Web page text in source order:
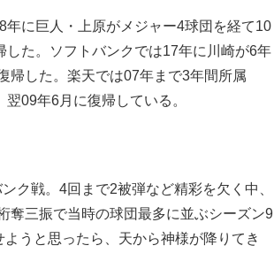
に巨人・上原がメジャー4球団を経て10
た。ソフトバンクでは17年に川崎が6年
帰した。楽天では07年まで3年間所属
09年6月に復帰している。
戦。4回まで2被弾など精彩を欠く中、
三振で当時の球団最多に並ぶシーズン9
うと思ったら、天から神様が降りてき